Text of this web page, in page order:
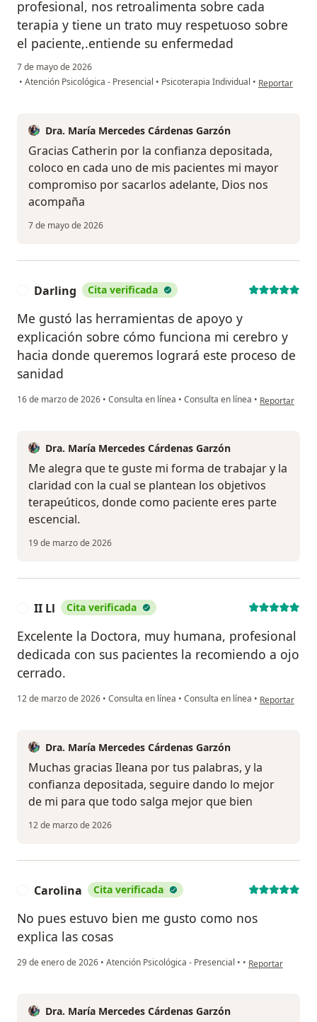
profesional, nos retroalimenta sobre cada
terapia y tiene un trato muy respetuoso sobre
el paciente,.entiende su enfermedad
7 de mayo de 2026
• Atención Psicológica - Presencial • Psicoterapia Individual • en opinión del
Reportar
Dra. María Mercedes Cárdenas Garzón
Gracias Catherin por la confianza depositada,
coloco en cada uno de mis pacientes mi mayor
compromiso por sacarlos adelante, Dios nos
acompaña
7 de mayo de 2026
Darling Cita verificada
Me gustó las herramientas de apoyo y
explicación sobre cómo funciona mi cerebro y
hacia donde queremos logrará este proceso de
sanidad
16 de marzo de 2026 • Consulta en línea • Consulta en línea • en opinión
Reportar
Dra. María Mercedes Cárdenas Garzón
Me alegra que te guste mi forma de trabajar y la
claridad con la cual se plantean los objetivos
terapeúticos, donde como paciente eres parte
escencial.
19 de marzo de 2026
II Ll Cita verificada
Excelente la Doctora, muy humana, profesional
dedicada con sus pacientes la recomiendo a ojo
cerrado.
12 de marzo de 2026 • Consulta en línea • Consulta en línea • en opinión
Reportar
Dra. María Mercedes Cárdenas Garzón
Muchas gracias Ileana por tus palabras, y la
confianza depositada, seguire dando lo mejor
de mi para que todo salga mejor que bien
12 de marzo de 2026
Carolina Cita verificada
No pues estuvo bien me gusto como nos
explica las cosas
29 de enero de 2026 • Atención Psicológica - Presencial • • en opinión del
Reportar
Dra. María Mercedes Cárdenas Garzón